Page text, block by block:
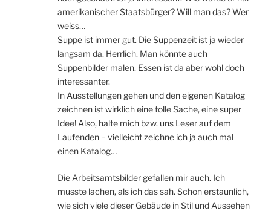
amerikanischer Staatsbürger? Will man das? Wer
weiss…
Suppe ist immer gut. Die Suppenzeit ist ja wieder
langsam da. Herrlich. Man könnte auch
Suppenbilder malen. Essen ist da aber wohl doch
interessanter.
In Ausstellungen gehen und den eigenen Katalog
zeichnen ist wirklich eine tolle Sache, eine super
Idee! Also, halte mich bzw. uns Leser auf dem
Laufenden – vielleicht zeichne ich ja auch mal
einen Katalog…
Die Arbeitsamtsbilder gefallen mir auch. Ich
musste lachen, als ich das sah. Schon erstaunlich,
wie sich viele dieser Gebäude in Stil und Aussehen